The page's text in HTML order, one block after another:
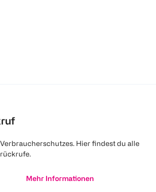
Hier findest du alle
Mehr Informationen